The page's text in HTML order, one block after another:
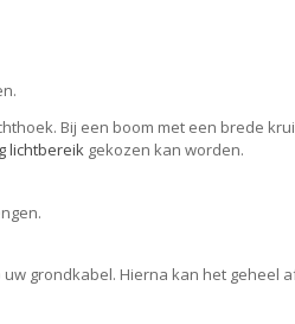
Bij een boom met een brede
lichtbereik gekozen kan worden.
grondkabel. Hierna kan het geheel